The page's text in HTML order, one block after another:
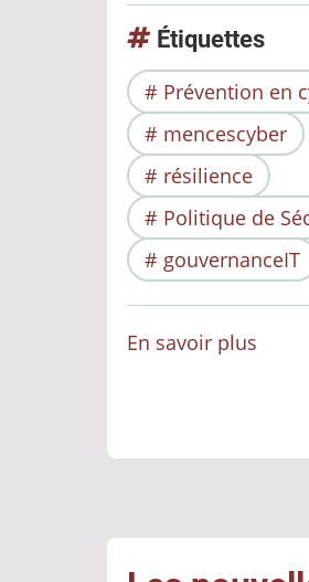
Étiquettes
Prévention en
mencescyber
résilience
Politique de
gouvernanceIT
En savoir plus